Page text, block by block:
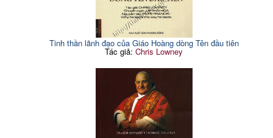
Tinh thần lãnh đạo của Giáo Hoàng dòng Tên đầu tiên
Tác giả:Chris Lowney